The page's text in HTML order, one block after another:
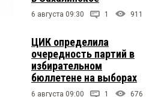
6 августа 09:30 1 911
ЦИК определила
очередность партий в
избирательном
бюллетене на выборах
6 августа 09:00 1 676